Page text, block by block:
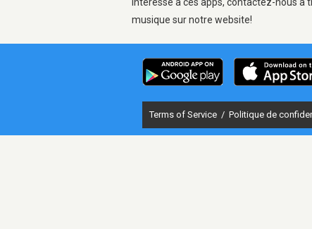
musique sur notre website!
Terms of Service / Politique de